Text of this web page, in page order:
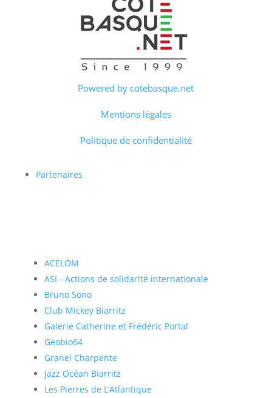
Powered by cotebasque.net
Mentions légales
Politique de confidentialité
Partenaires
ACELOM
ASI - Actions de solidarité internationale
Bruno Sono
Club Mickey Biarritz
Galerie Catherine et Frédéric Portal
Geobio64
Granel Charpente
Jazz Océan Biarritz
Les Pierres de L’Atlantique